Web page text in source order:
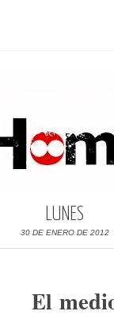
LUNES
30 DE ENERO DE 2012
El